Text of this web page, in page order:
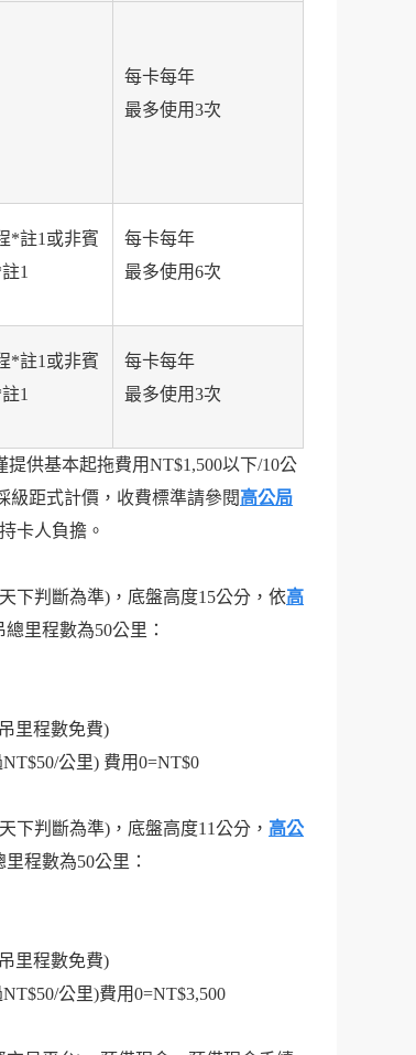
每卡每年
最多使用3次
*註1或非賓
1
每卡每年
最多使用6次
*註1或非賓
1
每卡每年
最多使用3次
供基本起拖費用NT$1,500以下/10公
級距式計價，收費標準請參閱高公局
卡人負擔。
下判斷為準)，底盤高度15公分，依高
里程數為50公里：
里程數免費)
公里) 費用0=NT$0
下判斷為準)，底盤高度11公分， 高公
程數為50公里：
里程數免費)
公里)費用0=NT$3,500